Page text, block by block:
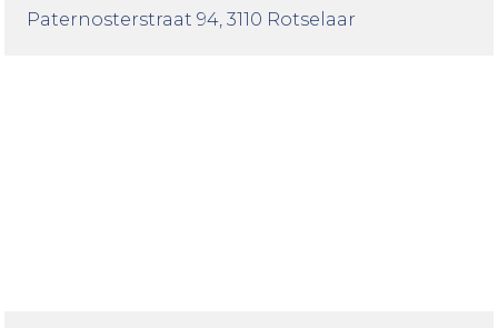
Paternosterstraat 94 , 3110 Rotselaar